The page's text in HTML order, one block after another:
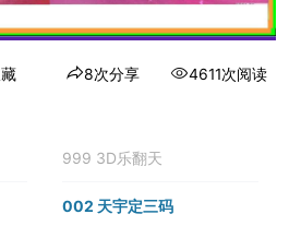
8次分享 4611次阅读
999 3D乐翻天
002 天宇定三码